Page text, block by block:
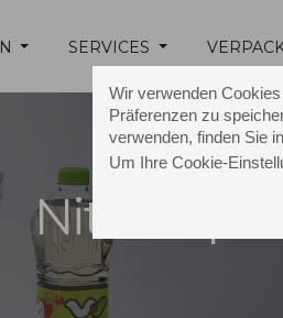
Wir verwenden
Präferenzen zu
verwenden, finden Sie
Um Ihre Cookie-
SERVICES
Nitro